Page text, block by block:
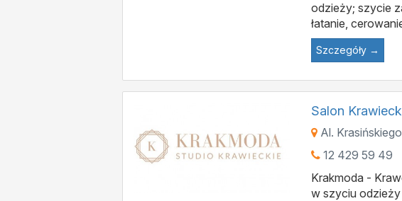
odzieży; szycie
łatanie,
Szczegóły →
Salon
Al.
12 429 59 49
Krakmoda -
w szyciu